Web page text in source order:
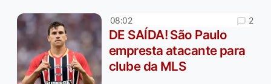
08:02 2
DE SAÍDA! São Paulo
empresta atacante para
clube da MLS